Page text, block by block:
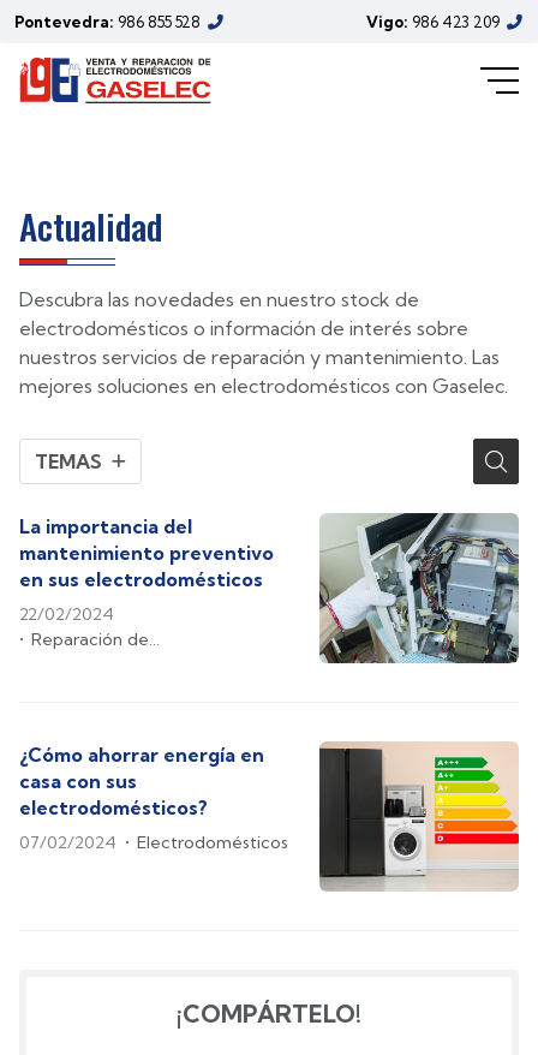
Pontevedra: 986 855 528 Vigo: 986 423 209
electrodomésticos de Gaselec
(Febrero/2024)
Actualidad
Descubra las novedades en nuestro stock de
electrodomésticos o información de interés sobre
nuestros servicios de reparación y mantenimiento. Las
mejores soluciones en electrodomésticos con Gaselec.
TEMAS
La importancia del
mantenimiento preventivo
en sus electrodomésticos
22/02/2024
Reparación de
¿Cómo ahorrar energía en
casa con sus
electrodomésticos?
07/02/2024 Electrodomésticos
¡COMPÁRTELO!